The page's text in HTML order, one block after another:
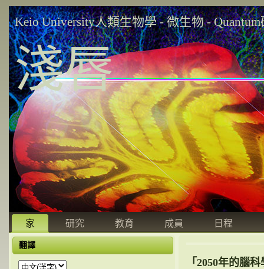
Keio University人類生物學 - 微生物 -
淺唇
家 研究 教育 成員 日程
翻譯
「2050年的腦